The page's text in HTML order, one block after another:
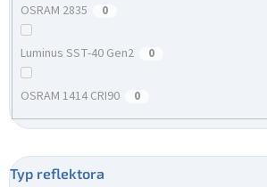
OSRAM 2835 0
Luminus SST-40 Gen2 0
OSRAM 1414 CRI90 0
Typ reflektora